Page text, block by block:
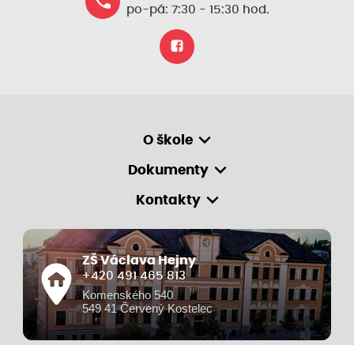
po-pá: 7:30 - 15:30 hod.
O škole
Dokumenty
Kontakty
ZŠ Václava Hejny
+420 491 465 813
Komenského 540
549 41 Červený Kostelec